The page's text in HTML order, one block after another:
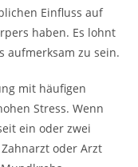
Einfluss auf
haben. Es lohnt
aufmerksam zu sein.
mit häufigen
Stress. Wenn
ein oder zwei
oder Arzt